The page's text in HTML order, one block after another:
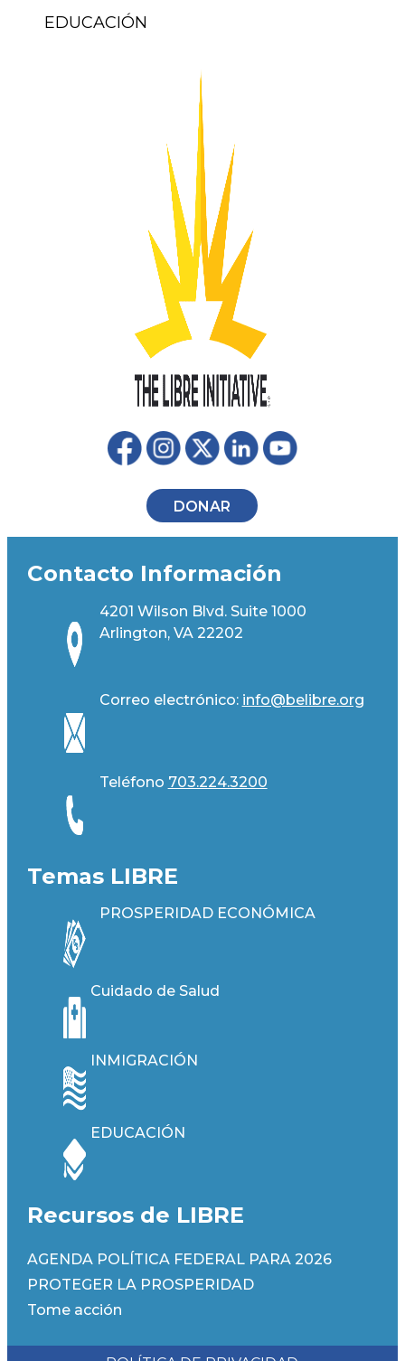
EDUCACIÓN
DONAR
Contacto Información
4201 Wilson Blvd. Suite 1000
Arlington, VA 22202
Correo electrónico: info@belibre.org
Teléfono 703.224.3200
Temas LIBRE
PROSPERIDAD ECONÓMICA
Cuidado de Salud
INMIGRACIÓN
EDUCACIÓN
Recursos de LIBRE
AGENDA POLÍTICA FEDERAL PARA 2026
PROTEGER LA PROSPERIDAD
Tome acción